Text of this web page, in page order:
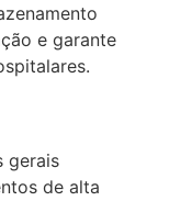
e garante
gerais
de alta